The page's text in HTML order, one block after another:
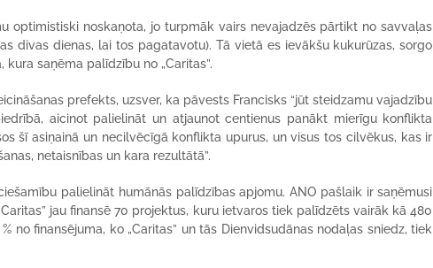
optimistiski noskaņota, jo turpmāk vairs nevajadzēs pārtikt no savvaļas
divas dienas, lai tos pagatavotu). Tā vietā es ievākšu kukurūzas, sorgo
saņēma palīdzību no „Caritas”.
prefekts, uzsver, ka pāvests Francisks “jūt steidzamu vajadzību
aicinot palielināt un atjaunot centienus panākt mierīgu konflikta
šī asiņainā un necilvēcīgā konflikta upurus, un visus tos cilvēkus, kas ir
netaisnības un kara rezultātā”.
palielināt humānās palīdzības apjomu. ANO pašlaik ir saņēmusi
jau finansē 70 projektus, kuru ietvaros tiek palīdzēts vairāk kā 480
no finansējuma, ko „Caritas” un tās Dienvidsudānas nodaļas sniedz, tiek